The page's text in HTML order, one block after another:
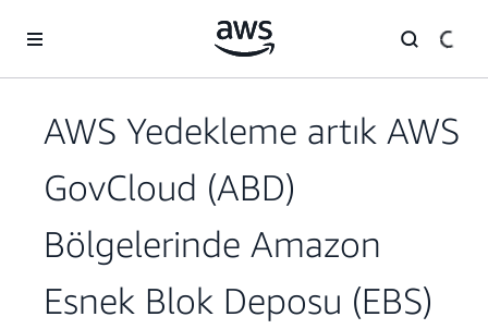
AWS Yedekleme artık AWS
GovCloud (ABD)
Bölgelerinde Amazon
Esnek Blok Deposu (EBS)